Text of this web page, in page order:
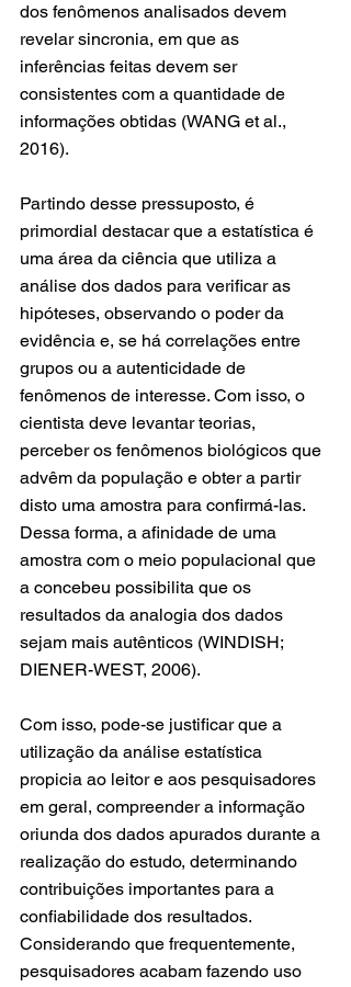
dos fenômenos analisados devem
revelar sincronia, em que as
inferências feitas devem ser
consistentes com a quantidade de
informações obtidas (WANG et al.,
2016).
Partindo desse pressuposto, é
primordial destacar que a estatística é
uma área da ciência que utiliza a
análise dos dados para verificar as
hipóteses, observando o poder da
evidência e, se há correlações entre
grupos ou a autenticidade de
fenômenos de interesse. Com isso, o
cientista deve levantar teorias,
perceber os fenômenos biológicos que
advêm da população e obter a partir
disto uma amostra para confirmá-las.
Dessa forma, a afinidade de uma
amostra com o meio populacional que
a concebeu possibilita que os
resultados da analogia dos dados
sejam mais autênticos (WINDISH;
DIENER-WEST, 2006).
Com isso, pode-se justificar que a
utilização da análise estatística
propicia ao leitor e aos pesquisadores
em geral, compreender a informação
oriunda dos dados apurados durante a
realização do estudo, determinando
contribuições importantes para a
confiabilidade dos resultados.
Considerando que frequentemente,
pesquisadores acabam fazendo uso